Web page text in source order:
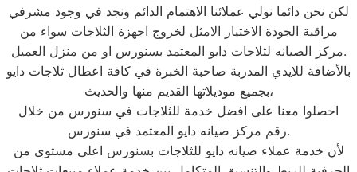
لكن نحن دائما نولي عملائنا الاهتمام الدائم ونجد في وجود مشرفي
مراقبة الجودة الاختيار الامثل لخروج اجهزة الثلاجات سواء من
مركز الصيانه لثلاجات دايو المعتمد بسنورس او من منزل العميل.
بالأضافة للايدي المدربة صاحبة الخبرة في كافة اعطال ثلاجات دايو
بجميع موديلاتها القديم منها والحديث،
احصلوا معنا على افضل خدمة للثلاجات في سنورس من خلال
رقم مركز صيانه دايو المعتمد في سنورس.
لأن خدمة عملاء صيانه دايو للثلاجات بسنورس اعلى مستوى من